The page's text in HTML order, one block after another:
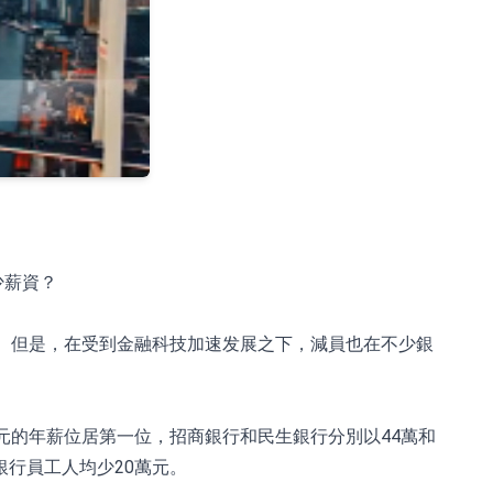
資？
是，在受到金融科技加速发展之下，減員也在不少銀
年薪位居第一位，招商銀行和民生銀行分別以44萬和
員工人均少20萬元。